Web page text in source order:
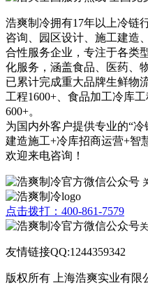
浩爽制冷拥有17年以上冷链
咨询、园区设计、施工建造
合性服务企业，专注于各类
化服务，涵盖食品、医药、
已累计完成重大品牌生鲜物
工程1600+、食品加工冷库
600+。
为国内外客户提供专业的“
建造施工+冷库招商运营+智
欢迎来电咨询！
点击拨打：400-861-7579
友情链接QQ:1244359342
版权所有 上海浩爽实业有限